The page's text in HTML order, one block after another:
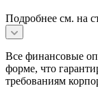
Подробнее см. на
Все финансовые
форме, что
требованиям